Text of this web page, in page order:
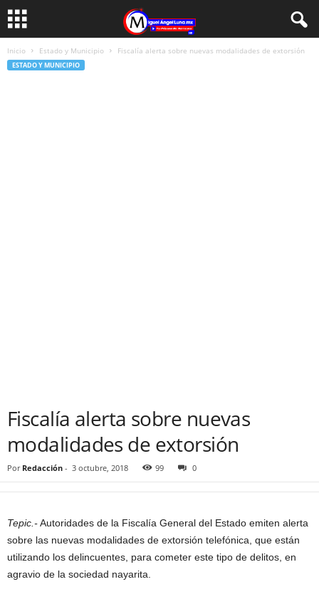
Inicio Estado y Municipio Fiscalía alerta sobre nuevas modalidades de extorsión
ESTADO Y MUNICIPIO
Fiscalía alerta sobre nuevas
modalidades de extorsión
Por Redacción - 3 octubre, 2018 99 0
Tepic.-Autoridades de la Fiscalía General del Estado emiten alerta
sobre las nuevas modalidades de extorsión telefónica, que están
utilizando los delincuentes, para cometer este tipo de delitos, en
agravio de la sociedad nayarita.